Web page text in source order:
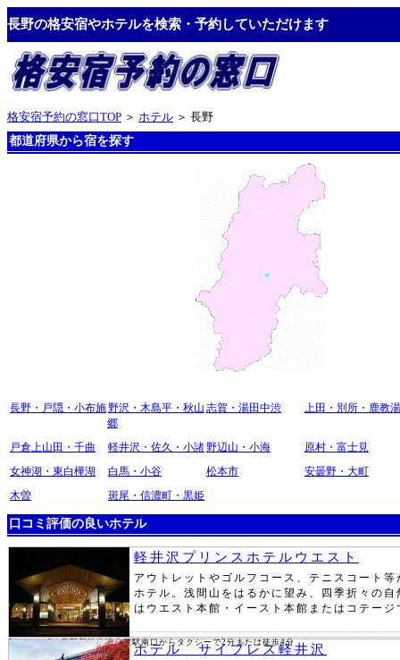
長野の格安宿やホテルを検索・予約していただけます
格安宿予約の窓口TOP ＞ ホテル ＞ 長野
都道府県から宿を探す
長野・戸隠・小布施野沢・木島平・秋山
郷
志賀・湯田中渋 上田・別所・鹿教湯
戸倉上山田・千曲 軽井沢・佐久・小諸野辺山・小海
原村・富士見
女神湖・東白樺湖
白馬・小谷 松本市
安曇野・大町
木曽
斑尾・信濃町・黒姫
口コミ評価の良いホテル
軽井沢プリンスホテルウエスト
アウトレットやゴルフコース、テニスコート
ホテル。浅間山をはるかに望み、四季折々の
はウエスト本館・イースト本館またはコテージ
[アクセス] 長野新幹線軽井沢駅南口からタクシーで2分または徒歩4分
ホテル サイプレス軽井沢